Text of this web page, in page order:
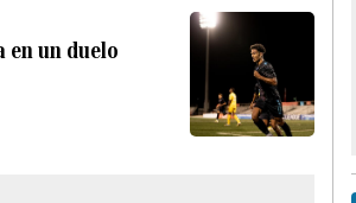
en un duelo